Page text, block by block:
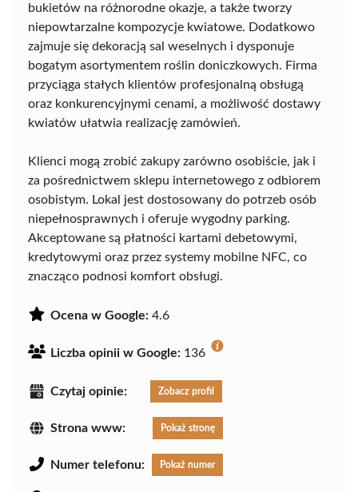
bukietów na różnorodne okazje, a także tworzy
niepowtarzalne kompozycje kwiatowe. Dodatkowo
zajmuje się dekoracją sal weselnych i dysponuje
bogatym asortymentem roślin doniczkowych. Firma
przyciąga stałych klientów profesjonalną obsługą
oraz konkurencyjnymi cenami, a możliwość dostawy
kwiatów ułatwia realizację zamówień.
Klienci mogą zrobić zakupy zarówno osobiście, jak i
za pośrednictwem sklepu internetowego z odbiorem
osobistym. Lokal jest dostosowany do potrzeb osób
niepełnosprawnych i oferuje wygodny parking.
Akceptowane są płatności kartami debetowymi,
kredytowymi oraz przez systemy mobilne NFC, co
znacząco podnosi komfort obsługi.
Ocena w Google: 4.6
Liczba opinii w Google: 136
Czytaj opinie: Zobacz profil
Strona www: Pokaż stronę
Numer telefonu: Pokaż numer